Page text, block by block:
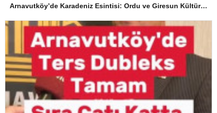
Arnavutköy’de Karadeniz Esintisi: Ordu ve Giresun Kültürü Memleket Günleri’nde Buluştu